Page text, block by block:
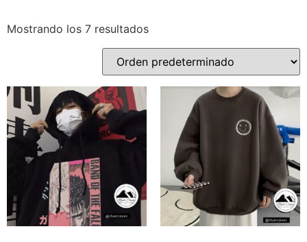
Mostrando los 7 resultados